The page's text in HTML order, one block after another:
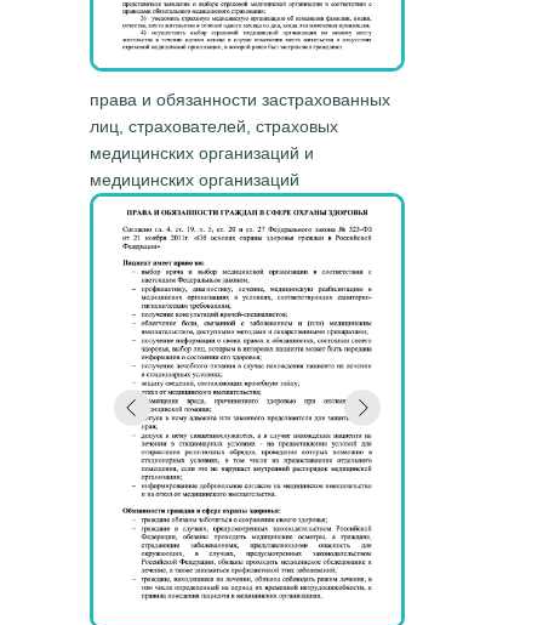
права и обязанности застрахованных
лиц, страхователей, страховых
медицинских организаций и
медицинских организаций